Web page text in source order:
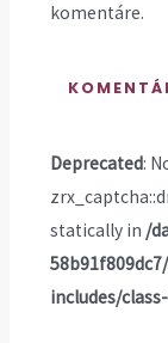
komentáre.
Deprecated:
statically in /
includes/